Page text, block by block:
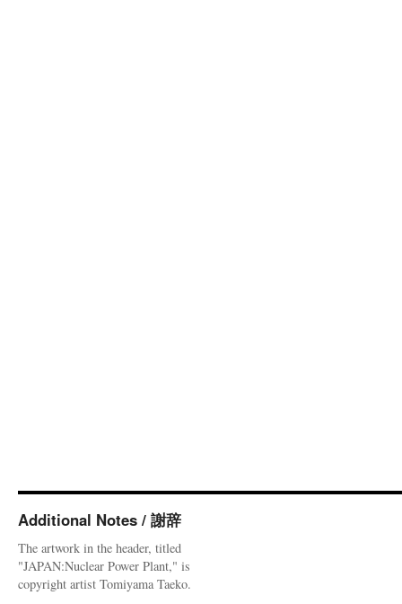
Additional Notes / 謝辞
The artwork in the header, titled
"JAPAN:Nuclear Power Plant," is
copyright artist Tomiyama Taeko.